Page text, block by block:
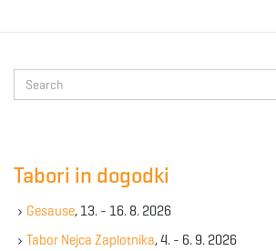
e
e
y
Tabori in dogodki
Gesause, 13. - 16. 8. 2026
Tabor Nejca Zaplotnika, 4. - 6. 9. 2026